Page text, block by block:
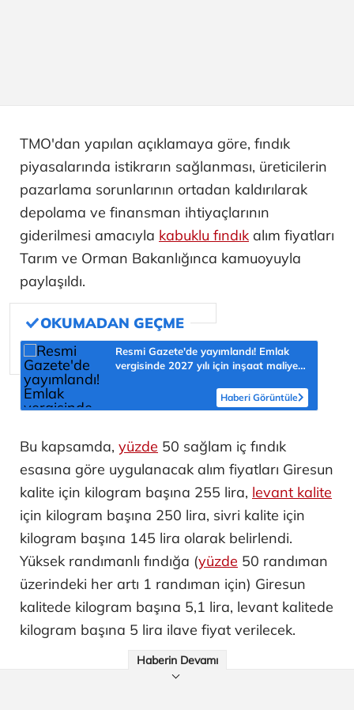
TMO'dan yapılan açıklamaya göre, fındık
piyasalarında istikrarın sağlanması, üreticilerin
pazarlama sorunlarının ortadan kaldırılarak
depolama ve finansman ihtiyaçlarının
giderilmesi amacıyla kabuklu fındık alım fiyatları
Tarım ve Orman Bakanlığınca kamuoyuyla
paylaşıldı.
Resmi Gazete'de yayımlandı! Emlak
vergisinde 2027 yılı için inşaat maliyet
Haberi Görüntüle
Bu kapsamda, yüzde 50 sağlam iç fındık
esasına göre uygulanacak alım fiyatları Giresun
kalite için kilogram başına 255 lira, levant kalite
için kilogram başına 250 lira, sivri kalite için
kilogram başına 145 lira olarak belirlendi.
Yüksek randımanlı fındığa (yüzde 50 randıman
üzerindeki her artı 1 randıman için) Giresun
kalitede kilogram başına 5,1 lira, levant kalitede
kilogram başına 5 lira ilave fiyat verilecek.
Haberin Devamı